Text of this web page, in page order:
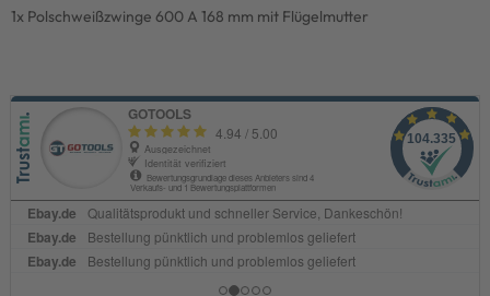
1x Polschweißzwinge 600 A 168 mm mit Flügelmutter